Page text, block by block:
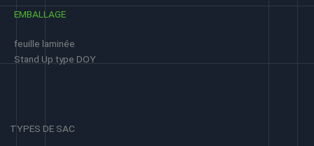
EMBALLAGE
feuille laminée
Stand Up type DOY
TYPES DE SAC